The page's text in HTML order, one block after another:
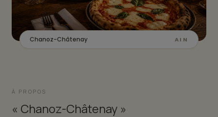
Chanoz-Châtenay AIN
À PROPOS
« Chanoz-Châtenay »